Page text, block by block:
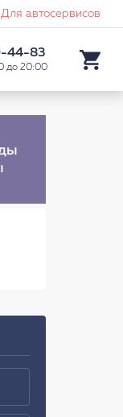
Для автосервисов
44-83
до 20:00